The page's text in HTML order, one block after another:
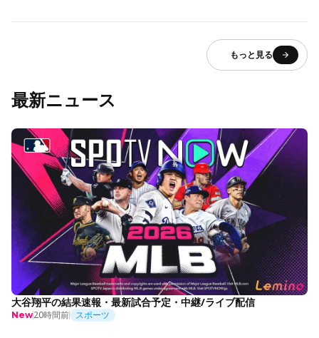
もっと見る
最新ニュース
大谷翔平の結果速報・最新試合予定・中継/ライブ配信
New20時間前 スポーツ